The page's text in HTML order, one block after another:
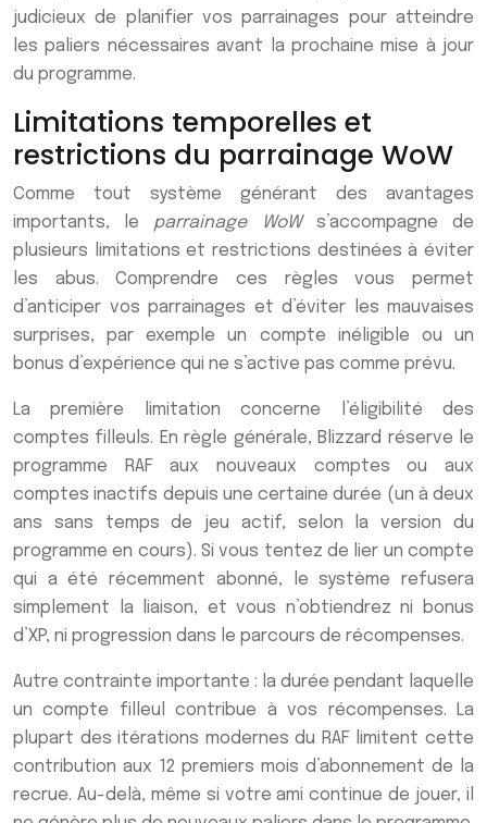
judicieux de planifier vos parrainages pour atteindre
les paliers nécessaires avant la prochaine mise à jour
du programme.
Limitations temporelles et
restrictions du parrainage WoW
Comme tout système générant des avantages
importants, le parrainage WoWs’accompagne de
plusieurs limitations et restrictions destinées à éviter
les abus. Comprendre ces règles vous permet
d’anticiper vos parrainages et d’éviter les mauvaises
surprises, par exemple un compte inéligible ou un
bonus d’expérience qui ne s’active pas comme prévu.
La première limitation concerne l’éligibilité des
comptes filleuls. En règle générale, Blizzard réserve le
programme RAF aux nouveaux comptes ou aux
comptes inactifs depuis une certaine durée (un à deux
ans sans temps de jeu actif, selon la version du
programme en cours). Si vous tentez de lier un compte
qui a été récemment abonné, le système refusera
simplement la liaison, et vous n’obtiendrez ni bonus
d’XP, ni progression dans le parcours de récompenses.
Autre contrainte importante : la durée pendant laquelle
un compte filleul contribue à vos récompenses. La
plupart des itérations modernes du RAF limitent cette
contribution aux 12 premiers mois d’abonnement de la
recrue. Au-delà, même si votre ami continue de jouer, il